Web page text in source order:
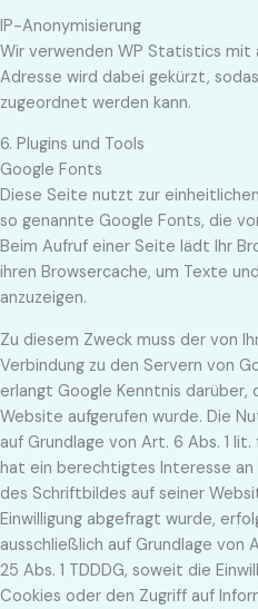
IP-Anonymisierung
Wir verwenden WP Statistics mit
Adresse wird dabei gekürzt,
zugeordnet werden kann.
6. Plugins und Tools
Google Fonts
Diese Seite nutzt zur
so genannte Google Fonts, die
Beim Aufruf einer Seite lädt Ihr
ihren Browsercache, um Texte
anzuzeigen.
Zu diesem Zweck muss der von
Verbindung zu den Servern von
erlangt Google Kenntnis darüber,
Website aufgerufen wurde. Die
auf Grundlage von Art. 6 Abs. 1
hat ein berechtigtes Interesse
des Schriftbildes auf seiner
Einwilligung abgefragt wurde,
ausschließlich auf Grundlage von
25 Abs. 1 TDDDG, soweit die
Cookies oder den Zugriff auf